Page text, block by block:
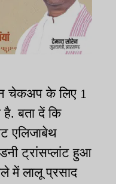
चेकअप के लिए 1
बता दें कि
एलिजाबेथ
ट्रांसप्लांट हुआ
में लालू प्रसाद